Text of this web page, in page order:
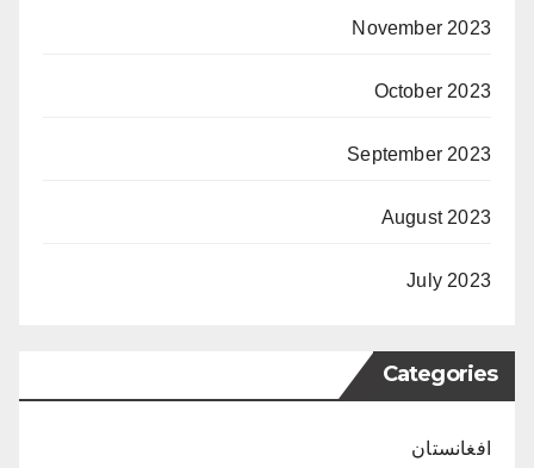
November 2023
October 2023
September 2023
August 2023
July 2023
Categories
افغانستان